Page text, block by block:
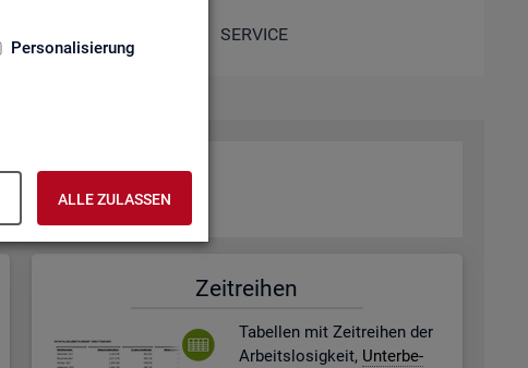
Personalisierung
ALLE ZULASSEN
SERVICE
Zeit­rei­hen
Ta­bel­len mit Zeit­rei­hen der
Ar­beits­lo­sig­keit, Un­ter­be­